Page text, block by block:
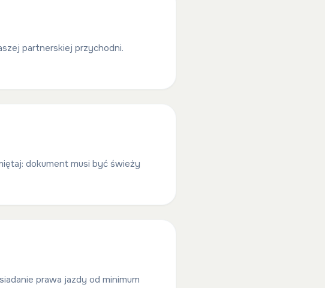
partnerskiej przychodni.
dokument musi być świeży
prawa jazdy od minimum